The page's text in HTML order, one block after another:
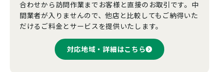
合わせから訪問作業までお客様と直接のお取引です。中
間業者が入りませんので、他店と比較してもご納得いた
だけるご料金とサービスを提供いたします。
対応地域・詳細はこちら